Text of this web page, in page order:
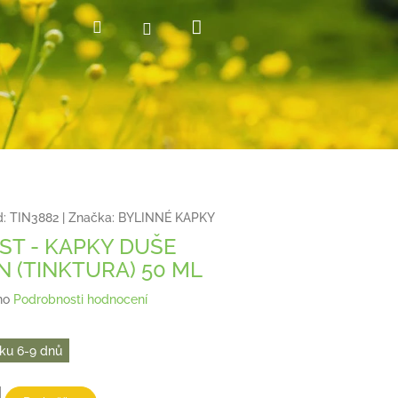
HledatPřihlášení
košík
TIN3882 Značka: BYLINNÉ KAPKY
- KAPKY DUŠE
(TINKTURA) 50 ML
Podrobnosti hodnocení
6-9 dnů